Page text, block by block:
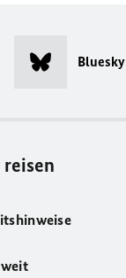
Bluesky